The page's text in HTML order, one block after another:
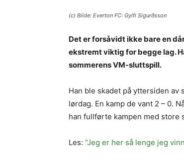
(c) Bilde: Everton FC: Gylfi Sigurðsson
Det er forsåvidt ikke bare en
ekstremt viktig for begge lag.
sommerens VM-sluttspill.
Han ble skadet på yttersiden
lørdag. En kamp de vant 2 – 0.
han fullførte kampen med store
Les: “Jeg er her så lenge jeg